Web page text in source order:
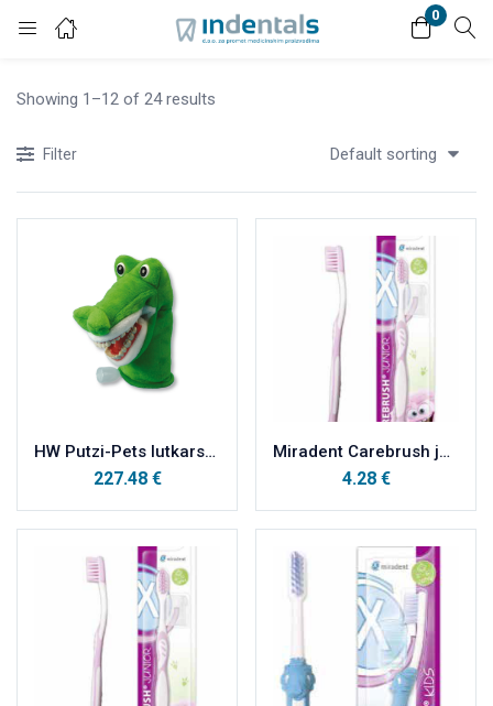
0
Login
Remember me Lost password?
Showing 1–12 of 24 results
Filter Default sorting
HW Putzi-Pets lutkarske igračke sa zubima KROKODIL
227.48 €
Miradent Carebrush junior , roza četkica
4.28 €